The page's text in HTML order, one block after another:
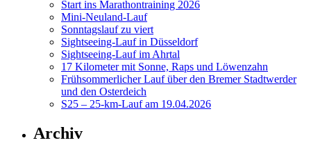
Start ins Marathontraining 2026
Mini-Neuland-Lauf
Sonntagslauf zu viert
Sightseeing-Lauf in Düsseldorf
Sightseeing-Lauf im Ahrtal
17 Kilometer mit Sonne, Raps und Löwenzahn
Frühsommerlicher Lauf über den Bremer Stadtwerder
und den Osterdeich
S25 – 25-km-Lauf am 19.04.2026
Archiv